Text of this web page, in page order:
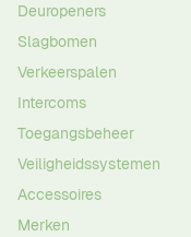
Deuropeners
Slagbomen
Verkeerspalen
Intercoms
Toegangsbeheer
Veiligheidssystemen
Accessoires
Merken